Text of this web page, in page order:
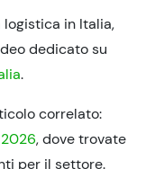
in Italia,
dedicato su
.
correlato:
, dove trovate
per il settore.